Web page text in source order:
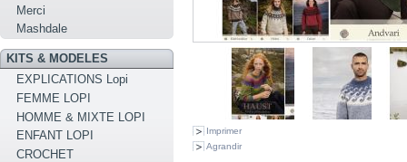
Merci
Mashdale
KITS & MODELES
EXPLICATIONS Lopi
FEMME LOPI
HOMME & MIXTE LOPI
ENFANT LOPI
CROCHET
Imprimer
Agrandir